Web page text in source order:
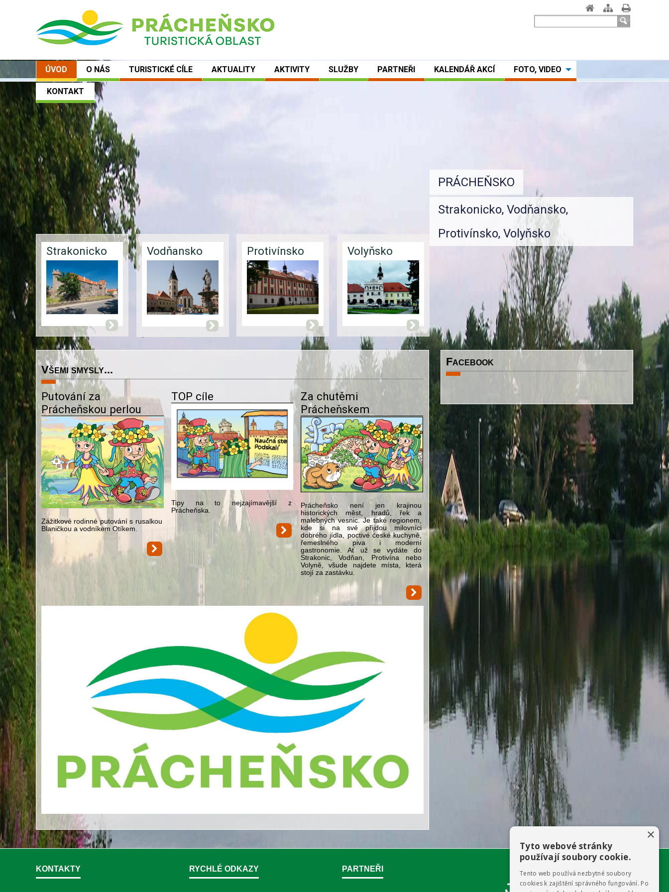
ÚVOD O NÁS TURISTICKÉ CÍLE AKTUALITY AKTIVITY SLUŽBY PARTNEŘI KALENDÁŘ AKCÍ FOTO, VIDEO
KONTAKT
PRÁCHEŇSKO
Strakonicko, Vodňansko,
Protivínsko, Volyňsko
BOHATÁ HISTORIE
ŽIVÝ REGION
Strakonicko Vodňansko
.
Protivínsko Volyňsko
Všemi smysly...
Putování za
Prácheňskou perlou
Zážitkové rodinné putování s rusalkou
Blaničkou a vodníkem Otíkem.
TOP cíle
Tipy na to nejzajímavější z
Prácheňska.
Za chutěmi
Prácheňskem
Prácheňsko není jen krajinou
historických měst, hradů, řek a
malebných vesnic. Je také regionem,
kde si na své přijdou milovníci
dobrého jídla, poctivé české kuchyně,
řemeslného piva i moderní
gastronomie. Ať už se vydáte do
Strakonic, Vodňan, Protivína nebo
Volyně, všude najdete místa, která
stojí za zastávku.
Facebook
KONTAKTY RYCHLÉ ODKAZY PARTNEŘI
×
Tyto webové stránky
používají soubory cookie.
Tento web používá nezbytné soubory
cookies k zajištění správného fungování. Po